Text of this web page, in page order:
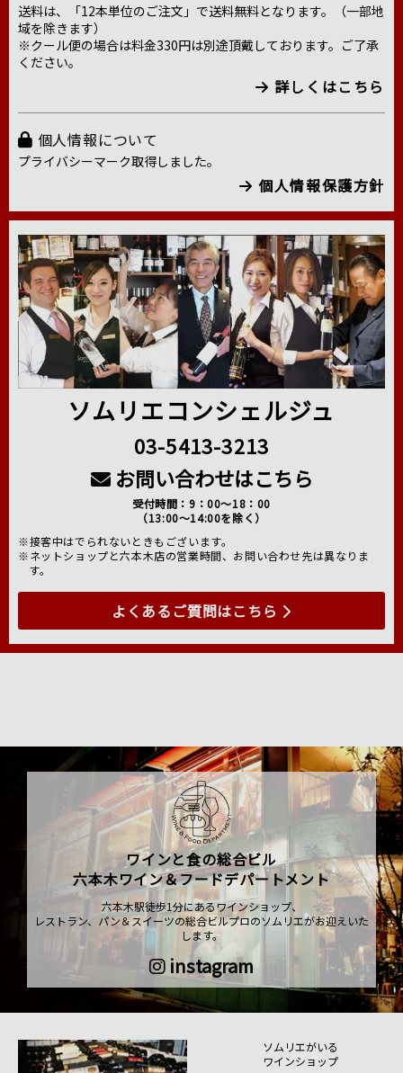
送料は、「12本単位のご注文」で送料無料となります。（一部地
域を除きます）
※クール便の場合は料金330円は別途頂戴しております。ご了承
ください。
詳しくはこちら
個人情報について
プライバシーマーク取得しました。
個人情報保護方針
ソムリエコンシェルジュ
03-5413-3213
お問い合わせはこちら
受付時間：9：00～18：00
（13:00～14:00を除く）
※接客中はでられないときもございます。
※ネットショップと六本木店の営業時間、お問い合わせ先は異なりま
す。
よくあるご質問はこちら
ワインと食の総合ビル
六本木ワイン＆フードデパートメント
六本木駅徒歩1分にあるワインショップ、
レストラン、パン＆スイーツの総合ビルプロのソムリエがお迎えいた
します。
instagram
ソムリエがいる
ワインショップ